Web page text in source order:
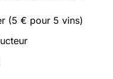
(5 € pour 5 vins)